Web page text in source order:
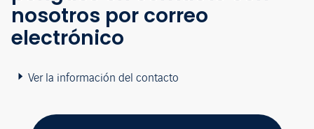
nosotros por correo
electrónico
Ver la información del contacto